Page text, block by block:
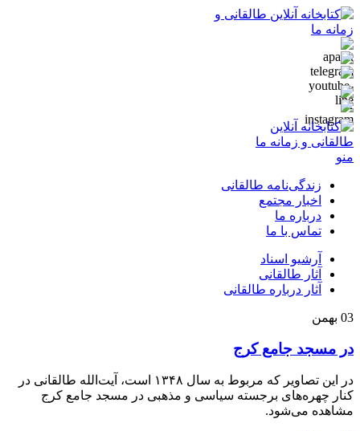
منو
زندگی‌نامه طالقانی
اخبار مجتمع
درباره ما
تماس با ما
آرشیو اسناد
آثار طالقانی
آثار درباره طالقانی
03 بهمن
در مسجد جامع کرج
در این تصاویر که مربوط به سال ۱۳۴۸ است، آیت‌الله طالقانی در
کنار چهره‌های برجسته سیاسی و مذهبی در مسجد جامع کرج
مشاهده می‌شود.